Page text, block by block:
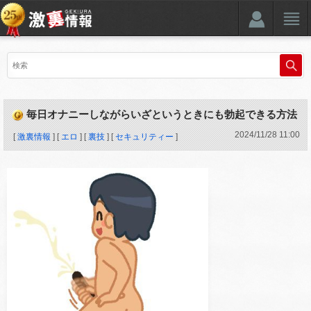
毎日オナニーしながらいざというときにも勃起できる方法
[激裏情報 ] [ エロ ] [裏技 ] [セキュリティー ] 2024/11/28 11:00